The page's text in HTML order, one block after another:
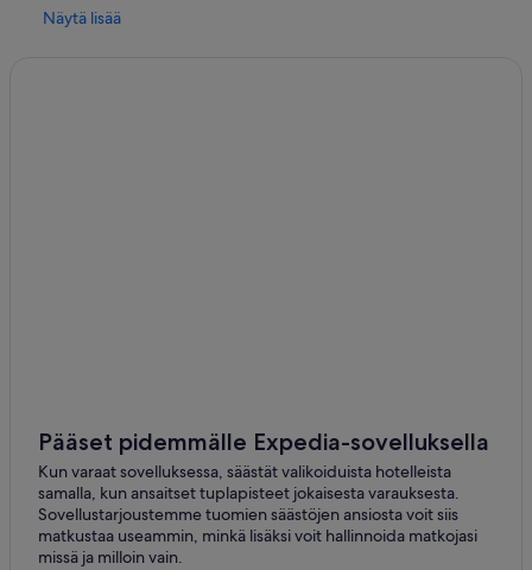
Näytä lisää
Pääset pidemmälle Expedia-sovelluksella
Kun varaat sovelluksessa, säästät valikoiduista hotelleista
samalla, kun ansaitset tuplapisteet jokaisesta varauksesta.
Sovellustarjoustemme tuomien säästöjen ansiosta voit siis
matkustaa useammin, minkä lisäksi voit hallinnoida matkojasi
missä ja milloin vain.